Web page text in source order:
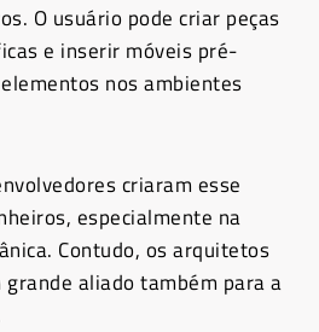
O usuário pode criar peças
e inserir móveis pré-
nos ambientes
criaram esse
especialmente na
Contudo, os arquitetos
aliado também para a